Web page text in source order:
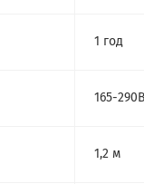
1 год
165-290В
1,2 м